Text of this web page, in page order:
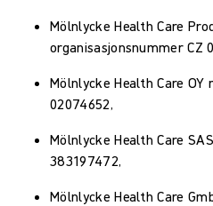
Mölnlycke Health Care
organisasjonsnummer CZ
Mölnlycke Health Care
02074652,
Mölnlycke Health Care
383197472,
Mölnlycke Health Care